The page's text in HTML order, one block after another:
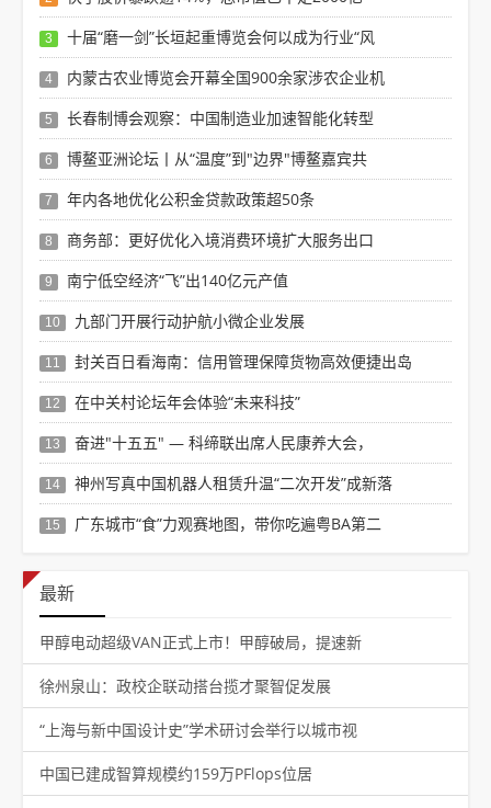
3 十届“磨一剑”长垣起重博览会何以成为行业“风
4 内蒙古农业博览会开幕全国900余家涉农企业机
5 长春制博会观察：中国制造业加速智能化转型
6 博鳌亚洲论坛丨从“温度”到"边界"博鳌嘉宾共
7 年内各地优化公积金贷款政策超50条
8 商务部：更好优化入境消费环境扩大服务出口
9 南宁低空经济“飞”出140亿元产值
10 九部门开展行动护航小微企业发展
11 封关百日看海南：信用管理保障货物高效便捷出岛
12 在中关村论坛年会体验“未来科技”
13 奋进"十五五" — 科缔联出席人民康养大会，
14 神州写真中国机器人租赁升温“二次开发”成新落
15 广东城市“食”力观赛地图，带你吃遍粤BA第二
最新
甲醇电动超级VAN正式上市！甲醇破局，提速新
徐州泉山：政校企联动搭台揽才聚智促发展
“上海与新中国设计史”学术研讨会举行以城市视
中国已建成智算规模约159万PFlops位居